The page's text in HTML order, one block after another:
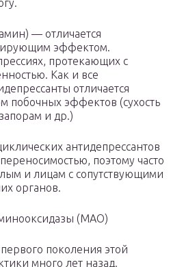
— отличается
эффектом.
протекающих с
Как и все
отличается
побочных эффектов (сухость
и др.)
антидепрессантов
поэтому часто
и лицам с сопутствующими
органов.
(МАО)
поколения этой
много лет назад.